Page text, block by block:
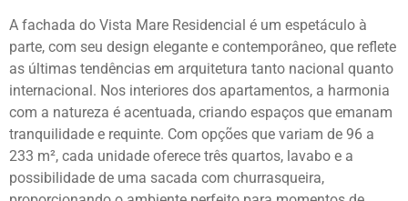
A fachada do Vista Mare Residencial é um espetáculo à
parte, com seu design elegante e contemporâneo, que reflete
as últimas tendências em arquitetura tanto nacional quanto
internacional. Nos interiores dos apartamentos, a harmonia
com a natureza é acentuada, criando espaços que emanam
tranquilidade e requinte. Com opções que variam de 96 a
233 m², cada unidade oferece três quartos, lavabo e a
possibilidade de uma sacada com churrasqueira,